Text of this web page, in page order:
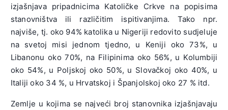
izjašnjava pripadnicima Katoličke Crkve na popisima
stanovništva ili različitim ispitivanjima. Tako npr.
najviše, tj. oko 94% katolika u Nigeriji redovito sudjeluje
na svetoj misi jednom tjedno, u Keniji oko 73%, u
Libanonu oko 70%, na Filipinima oko 56%, u Kolumbiji
oko 54%, u Poljskoj oko 50%, u Slovačkoj oko 40%, u
Italiji oko 34 %, u Hrvatskoj i Španjolskoj oko 27 % itd.
Zemlje u kojima se najveći broj stanovnika izjašnjavaju